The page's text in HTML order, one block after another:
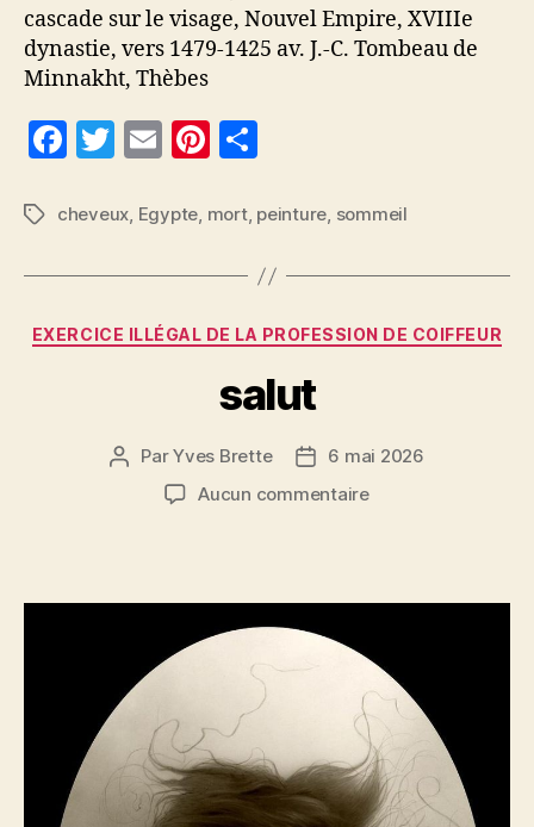
cascade sur le visage, Nouvel Empire, XVIIIe
dynastie, vers 1479-1425 av. J.-C. Tombeau de
Minnakht, Thèbes
F
c
b
o
T
itt
E
ai
Pi
er
t
rt
a
g
er
Étiquettes
cheveux, Egypte, mort, peinture, sommeil
Catégories
EXERCICE ILLÉGAL DE LA PROFESSION DE COIFFEUR
salut
Auteur
l’article
ParYves Brette
Date6 mai 2026
Aucun commentairesur